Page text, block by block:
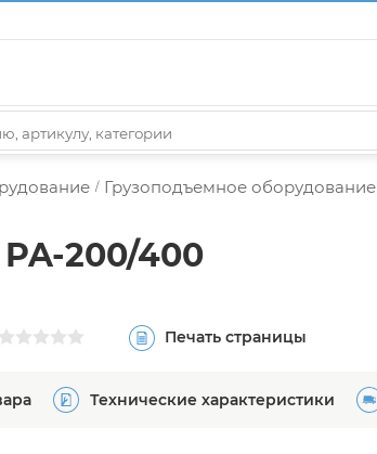
/ Грузоподъемное оборудование
PA-200/400
Печать страницы
Технические характеристики